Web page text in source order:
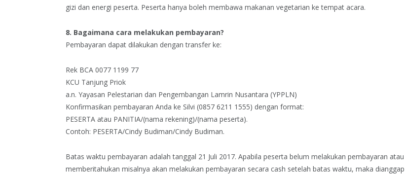
gizi dan energi peserta. Peserta hanya boleh membawa makanan vegetarian ke tempat acara.
8. Bagaimana cara melakukan pembayaran?
Pembayaran dapat dilakukan dengan transfer ke:
Rek BCA 0077 1199 77
KCU Tanjung Priok
a.n. Yayasan Pelestarian dan Pengembangan Lamrin Nusantara (YPPLN)
Konfirmasikan pembayaran Anda ke Silvi (0857 6211 1555) dengan format:
PESERTA atau PANITIA/(nama rekening)/(nama peserta).
Contoh: PESERTA/Cindy Budiman/Cindy Budiman.
Batas waktu pembayaran adalah tanggal 21 Juli 2017. Apabila peserta belum melakukan pembayaran atau
memberitahukan misalnya akan melakukan pembayaran secara cash setelah batas waktu, maka dianggap